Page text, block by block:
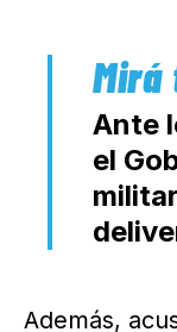
Ante
el
Además,